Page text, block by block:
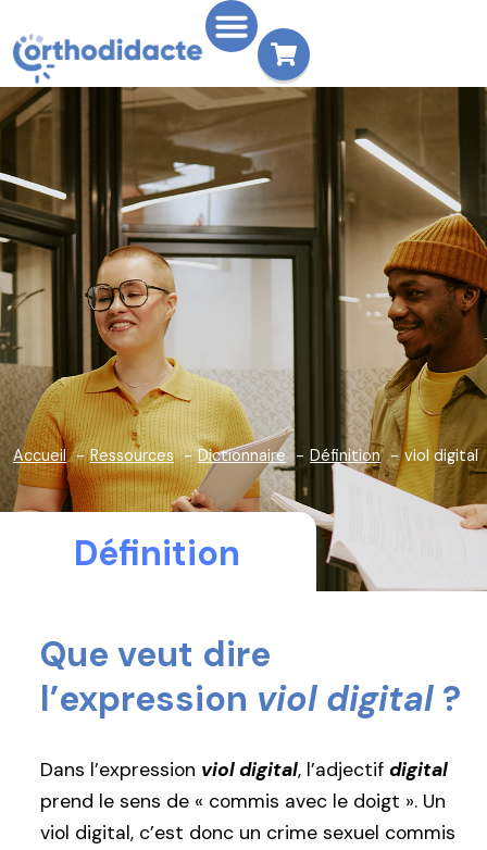
Accueil Ressources Dictionnaire Définition viol digital
Définition
Que veut dire
l’expression viol digital ?
Dans l’expression viol digital, l’adjectif digital
prend le sens de « commis avec le doigt ». Un
viol digital, c’est donc un crime sexuel commis